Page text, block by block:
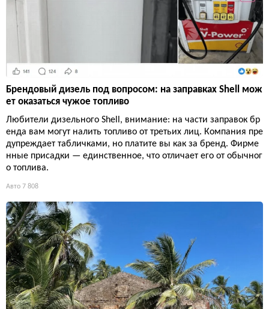
Брендовый дизель под вопросом: на заправках Shell мож
ет оказаться чужое топливо
Любители дизельного Shell, внимание: на части заправок бр
енда вам могут налить топливо от третьих лиц. Компания пре
дупреждает табличками, но платите вы как за бренд. Фирме
нные присадки — единственное, что отличает его от обычног
о топлива.
Авто 7 808